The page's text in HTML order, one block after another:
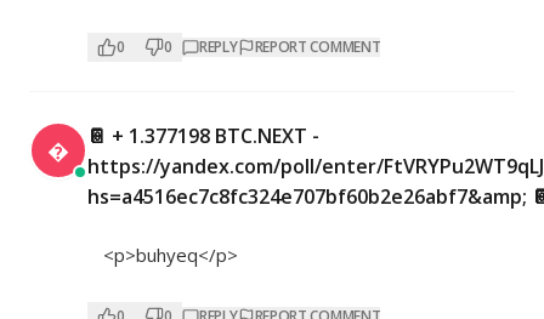
0 0 REPLY REPORT COMMENT

📔 + 1.377198 BTC.NEXT -
https://yandex.com/poll/enter/
hs=a4516ec7c8fc324e707bf60b2e26abf7&amp;
<p>buhyeq</p>